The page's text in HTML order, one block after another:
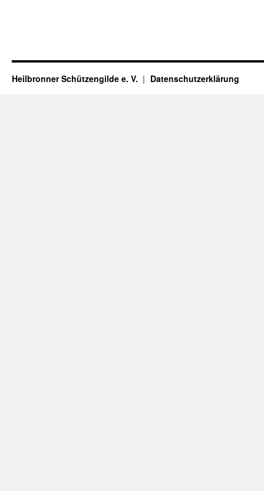
Heilbronner Schützengilde e. V. Datenschutzerklärung